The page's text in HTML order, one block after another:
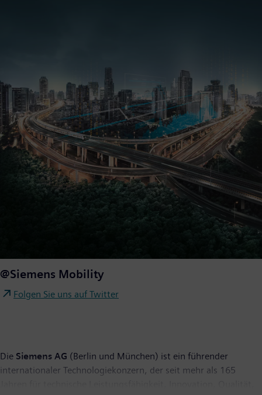
@Siemens Mobility
Folgen Sie uns auf Twitter
Die Siemens AG (Berlin und München) ist ein führender
internationaler Technologiekonzern, der seit mehr als 165